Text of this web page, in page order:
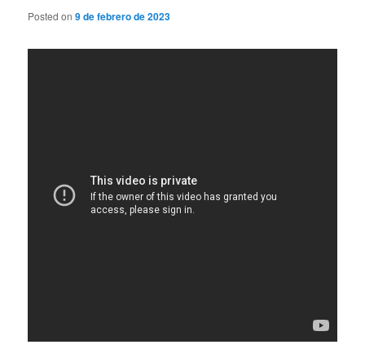
Posted on9 de febrero de 2023